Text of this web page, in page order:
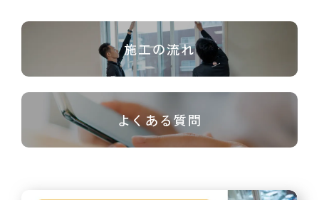
施工の流れ
よくある質問